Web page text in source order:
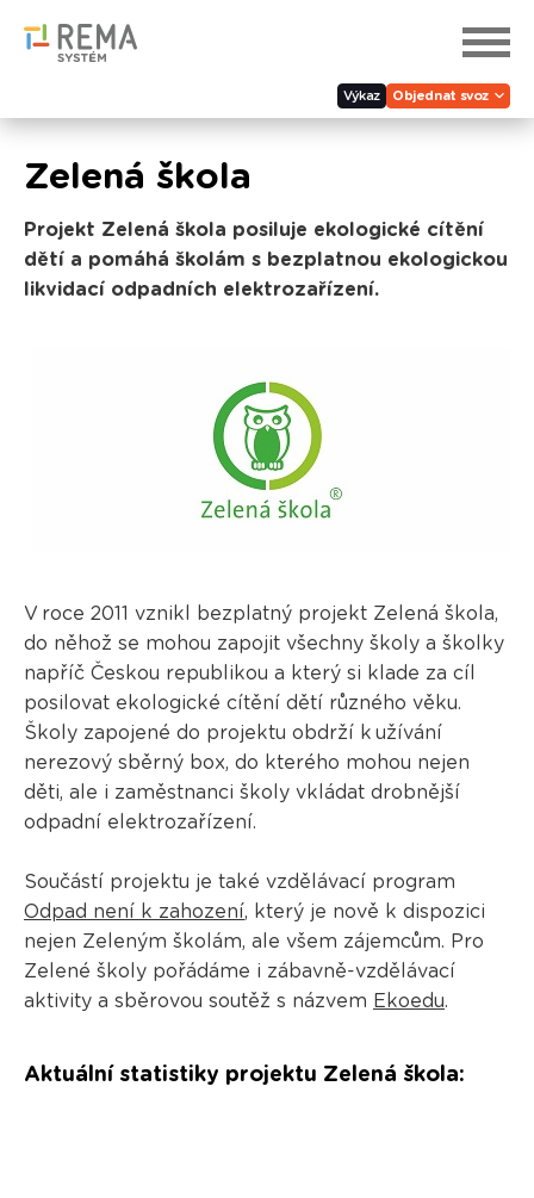
Výkaz Objednat svoz
Zelená škola
Projekt Zelená škola posiluje ekologické cítění
dětí a pomáhá školám s bezplatnou ekologickou
likvidací odpadních elektrozařízení.
V roce 2011 vznikl bezplatný projekt Zelená škola,
do něhož se mohou zapojit všechny školy a školky
napříč Českou republikou a který si klade za cíl
posilovat ekologické cítění dětí různého věku.
Školy zapojené do projektu obdrží k užívání
nerezový sběrný box, do kterého mohou nejen
děti, ale i zaměstnanci školy vkládat drobnější
odpadní elektrozařízení.
Součástí projektu je také vzdělávací program
Odpad není k zahození, který je nově k dispozici
nejen Zeleným školám, ale všem zájemcům. Pro
Zelené školy pořádáme i zábavně-vzdělávací
aktivity a sběrovou soutěž s názvem Ekoedu.
Aktuální statistiky projektu Zelená škola: